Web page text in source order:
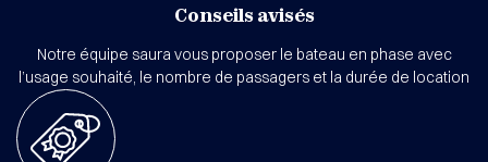
Conseils avisés
Notre équipe saura vous proposer le bateau en phase avec
l’usage souhaité, le nombre de passagers et la durée de location